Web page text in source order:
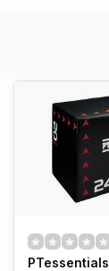
PTessentials